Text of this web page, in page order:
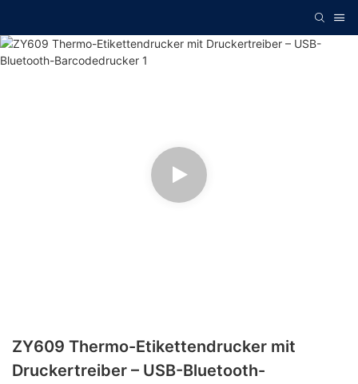
ZY609 Thermo-Etikettendrucker mit
Druckertreiber – USB-Bluetooth-